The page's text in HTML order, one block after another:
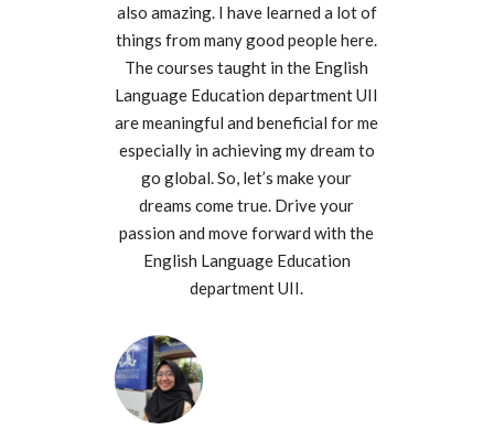
also amazing. I have learned a lot of
things from many good people here.
The courses taught in the English
Language Education department UII
are meaningful and beneficial for me
especially in achieving my dream to
go global. So, let’s make your
dreams come true. Drive your
passion and move forward with the
English Language Education
department UII.